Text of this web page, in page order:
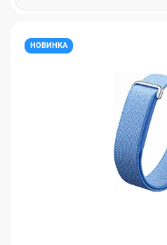
НОВИНКА